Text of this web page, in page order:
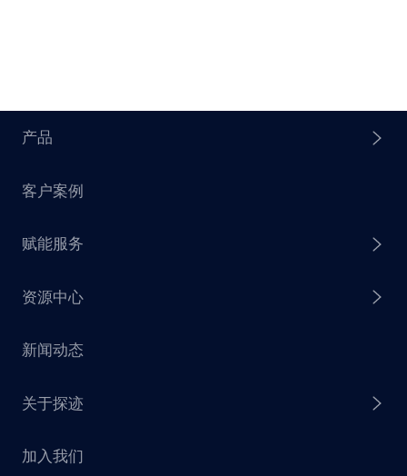
产品
探迹 AI Agent
探迹 AI 拓客
探迹 AI 集客
探迹 AI 触达
探迹 AI CRM
客户案例
赋能服务
芒种行动
赋能计划
资源中心
销售干货
探迹大数据研究院
新闻动态
关于探迹
企业介绍
加入我们